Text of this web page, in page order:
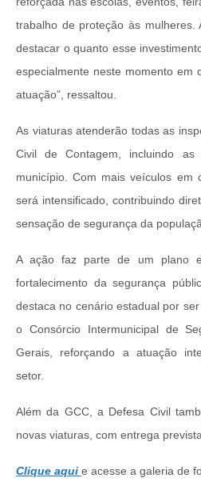
trabalho de proteção às mulheres.
destacar o quanto esse
especialmente neste momento em
atuação”, ressaltou.
As viaturas atenderão todas as
Civil de Contagem, incluindo
município. Com mais veículos em
será intensificado, contribuindo
sensação de segurança da
A ação faz parte de um plano
fortalecimento da segurança
destaca no cenário estadual por
o Consórcio Intermunicipal de
Gerais, reforçando a atuação
setor.
Além da GCC, a Defesa Civil
novas viaturas, com entrega
Clique aqui e acesse a galeria de